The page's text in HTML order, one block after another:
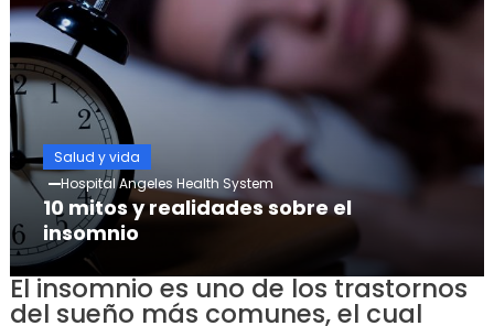
Salud y vida
Hospital Angeles Health System
10 mitos y realidades sobre el
insomnio
El insomnio es uno de los trastornos
del sueño más comunes, el cual